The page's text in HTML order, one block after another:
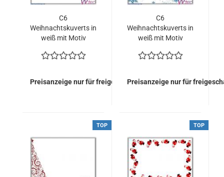
C6
Weihnachtskuverts in
weiß mit Motiv
40,00 Euro)
Preisanzeige nur für freigeschaltete Kunden
C6
Weihnachtskuverts in
weiß mit Motiv
White Christmas" (50
Preisanzeige nur für
TOP TOP